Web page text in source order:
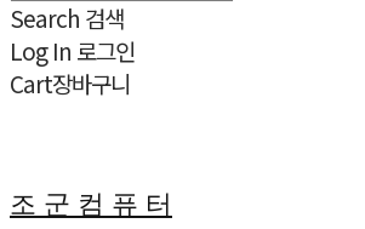
Search 검색
Log In 로그인
Cart장바구니
조 군 컴 퓨 터